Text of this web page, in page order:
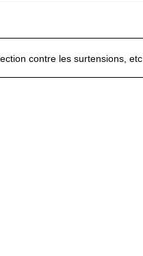
contre les surtensions, etc.